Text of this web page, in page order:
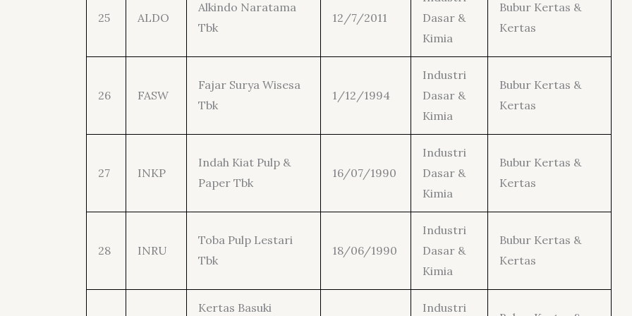
25 ALDO
Alkindo Naratama
Tbk
12/7/2011
Dasar &
Kimia
Bubur Kertas &
Kertas
26 FASW
Fajar Surya Wisesa
Tbk
1/12/1994
Industri
Dasar &
Kimia
Bubur Kertas &
Kertas
27 INKP
Indah Kiat Pulp &
Paper Tbk
16/07/1990
Industri
Dasar &
Kimia
Bubur Kertas &
Kertas
28 INRU
Toba Pulp Lestari
Tbk
18/06/1990
Industri
Dasar &
Kimia
Bubur Kertas &
Kertas
Kertas Basuki Industri